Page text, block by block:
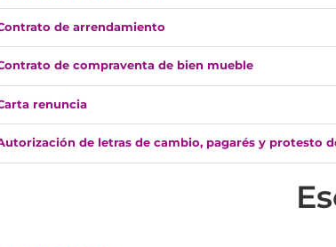
de arrendamiento
de compraventa de bien mueble
renuncia
de letras de cambio, pagarés y protesto